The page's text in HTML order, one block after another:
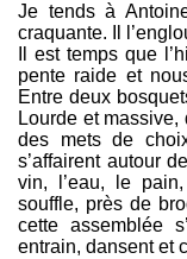
Je tends à
craquante. Il
Il est temps que
pente raide et
Entre deux
Lourde et
des mets de
s’affairent autour
vin, l’eau, le
souffle, près de
cette assemblée
entrain, dansent et